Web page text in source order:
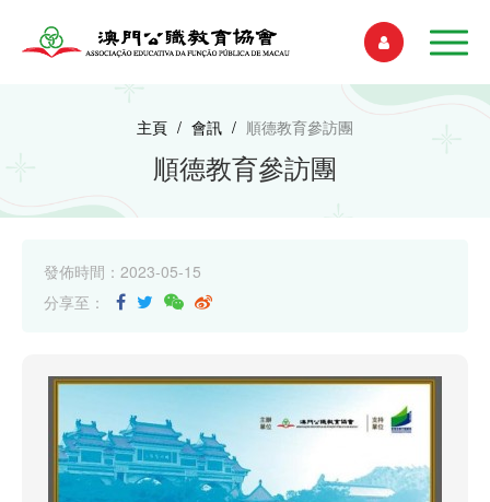
主頁 / 會訊 / 順德教育參訪團
順德教育參訪團
發佈時間：2023-05-15
分享至：